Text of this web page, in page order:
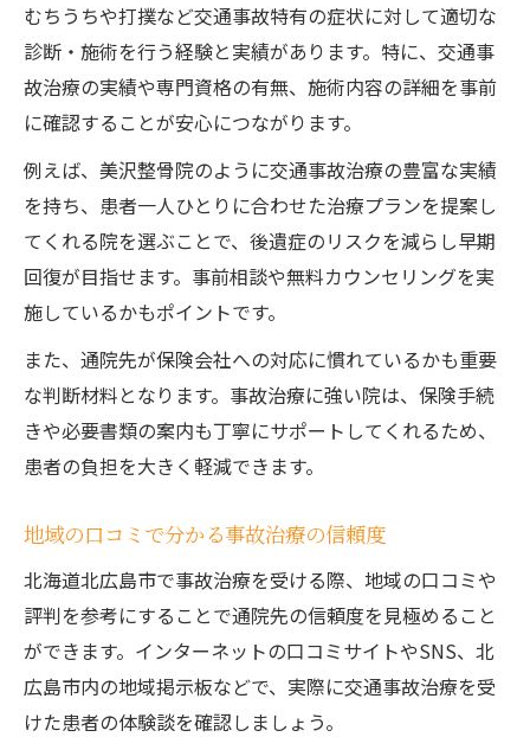
事故治療の通院頻度と慰謝料減額リスク回
避
事故治療時に必要な医師の診断書取得の流
れ
むちうち症状改善に事故治療が欠かせない理由
事故治療でむちうち症状を早期改善する方
法
むちうち後の事故治療で後遺症を防ぐ秘訣
事故治療選びで症状悪化を防ぐポイント
事故治療の専門性がむちうち改善に重要な
理由
むちうち治療に事故治療が必要な根拠とは
事故治療なら自賠責保険の使い方が鍵に
事故治療における自賠責保険活用の基礎知
自賠責保険で事故治療費用を抑えるポイン
ト
事故治療と自賠責保険適用の手続き方法
事故治療時に知っておきたい保険会社との
むちうちや打撲など交通事故特有の症状に対して適切な
診断・施術を行う経験と実績があります。特に、交通事
故治療の実績や専門資格の有無、施術内容の詳細を事前
に確認することが安心につながります。
例えば、美沢整骨院のように交通事故治療の豊富な実績
を持ち、患者一人ひとりに合わせた治療プランを提案し
てくれる院を選ぶことで、後遺症のリスクを減らし早期
回復が目指せます。事前相談や無料カウンセリングを実
施しているかもポイントです。
また、通院先が保険会社への対応に慣れているかも重要
な判断材料となります。事故治療に強い院は、保険手続
きや必要書類の案内も丁寧にサポートしてくれるため、
患者の負担を大きく軽減できます。
地域の口コミで分かる事故治療の信頼度
北海道北広島市で事故治療を受ける際、地域の口コミや
評判を参考にすることで通院先の信頼度を見極めること
ができます。インターネットの口コミサイトやSNS、北
広島市内の地域掲示板などで、実際に交通事故治療を受
けた患者の体験談を確認しましょう。